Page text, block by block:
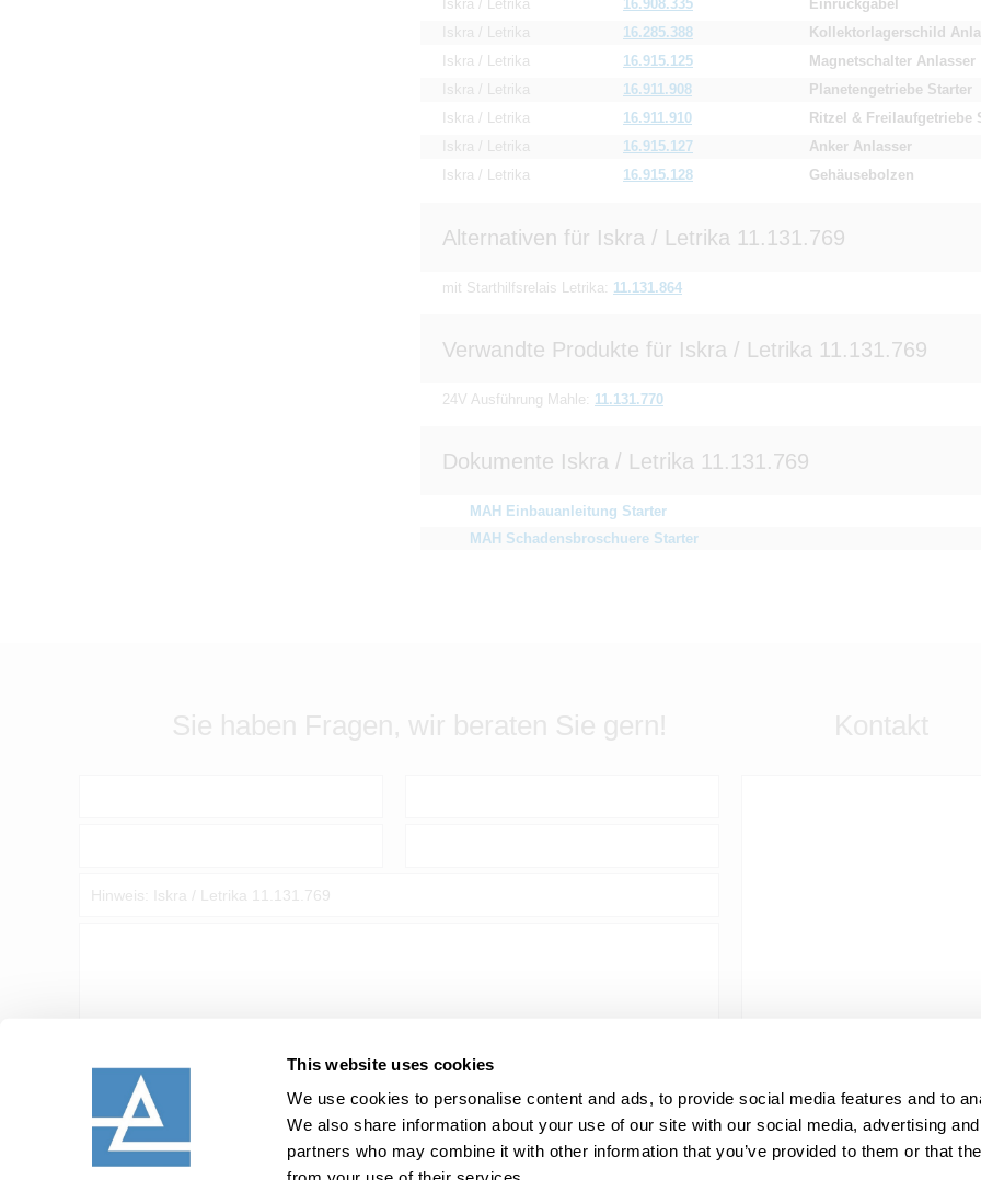
This website uses cookies
We use cookies to personalise content and ads, to provide social media features and to
We also share information about your use of our site with our social media, advertising
partners who may combine it with other information that you’ve provided to them or that
Iskra / Letrika
16.908.335
Einrückgabel
Iskra / Letrika
16.285.388
Kollektorlagerschild
Iskra / Letrika
16.915.125
Magnetschalter Anlasser
Iskra / Letrika
16.911.908
Planetengetriebe Starter
Iskra / Letrika
16.911.910
Ritzel & Freilaufgetriebe
Iskra / Letrika
16.915.127
Anker Anlasser
Iskra / Letrika
16.915.128 Gehäusebolzen
Alternativen für Iskra / Letrika 11.131.769
mit Starthilfsrelais Letrika: 11.131.864
Verwandte Produkte für Iskra / Letrika 11.131.769
24V Ausführung Mahle: 11.131.770
Dokumente Iskra / Letrika 11.131.769
MAH Einbauanleitung Starter
MAH Schadensbroschuere Starter
Anfrage absenden
Spankowsky
Firmensitz:
Lagerstraße 3,
D-23966